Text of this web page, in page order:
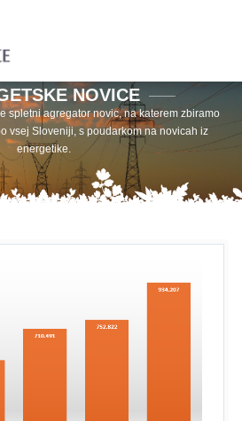
NOVICE
spletni agregator novic, na katerem zbiramo
vsej Sloveniji, s poudarkom na novicah iz
energetike.